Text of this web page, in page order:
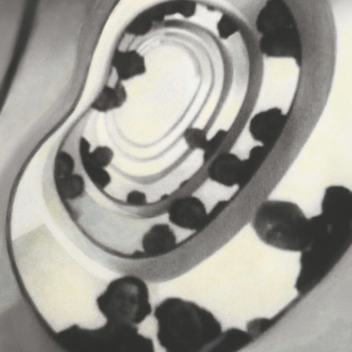
Crédits :
Réalisation : Loris Leo Crapiz
Musique : Julie Roué
Images : Alix Daul, Antoine Dejoua, Juliette Gadenne,
Anaïs Hamon, Loris Leo Crapiz, Simon Mirouze
Textes :
Stop motion : de nouveaux horizons
, Xavier
Kawa-Topor & Philippe Moins
Sous le ciel des réalisatrices, Charles Tesson
Sigourney Weaver, amazone
, Adrien Dénouette
Michael Cimino, un idéaliste inconsolable
, Jean-
Baptiste Thoret
L'enfance-cinéma dans les années 1920, Alain
Bergala
Liste des accrédités
J’ai imaginé cette bande-annonce comme un outil
de propagande pour exprimer toute l’importance
que je donne au cinéma : son intemporelle nécessité,
son accessibilité, ses bienfaits dans nos vies, le
remue-ménage qu’il peut causer dans nos